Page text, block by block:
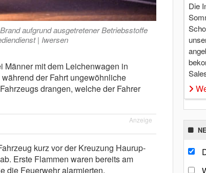
aufgrund ausgetretener Betriebsstoffe
| Iwersen
Männer mit dem Leichenwagen in
der Fahrt ungewöhnliche
drangen, welche der Fahrer
Anzeige
kurz vor der Kreuzung Haurup-
Erste Flammen waren bereits am
die Feuerwehr alarmierten.
Die